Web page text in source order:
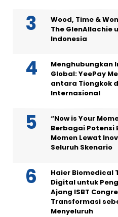
Wood, Time &
The GlenAllachie
Indonesia
Menghubungkan
Global: YeePay
antara Tiongkok
Internasional
“Now is Your
Berbagai Potensi
Momen Lewat
Seluruh Skenario
Haier Biomedical
Digital untuk
Ajang ISBT
Transformasi
Menyeluruh